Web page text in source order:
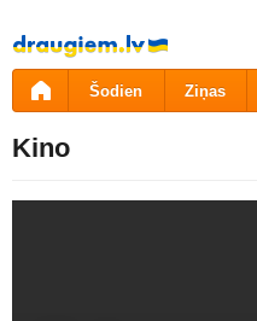
Pāriet
uz
saturu
Šodien Ziņas
Kino